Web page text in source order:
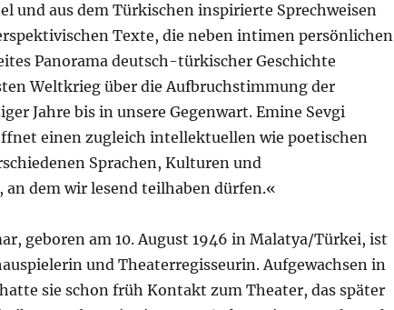
und aus dem Türkischen inspirierte Sprechweisen
Texte, die neben intimen persönlichen
Panorama deutsch-türkischer Geschichte
Weltkrieg über die Aufbruchstimmung der
Jahre bis in unsere Gegenwart. Emine Sevgi
einen zugleich intellektuellen wie poetischen
Sprachen, Kulturen und
an dem wir lesend teilhaben dürfen.«
geboren am 10. August 1946 in Malatya/Türkei, ist
und Theaterregisseurin. Aufgewachsen in
sie schon früh Kontakt zum Theater, das später